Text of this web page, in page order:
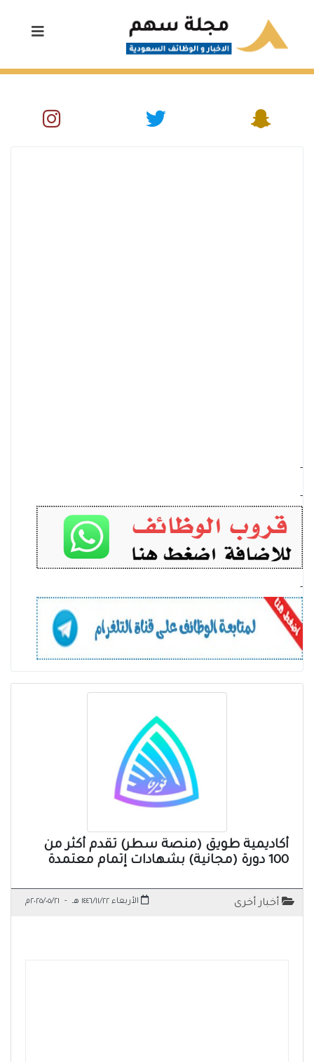
-
-
-
أكاديمية طويق (منصة سطر) تقدم أكثر من
100 دورة (مجانية) بشهادات إتمام معتمدة
أخبار أخرى الأربعاء ١٤٤٦/١١/٢٢ هـ - ٢٠٢٥/٠٥/٢١م